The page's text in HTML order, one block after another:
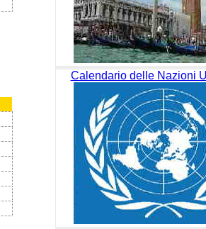
Calendario delle Nazioni